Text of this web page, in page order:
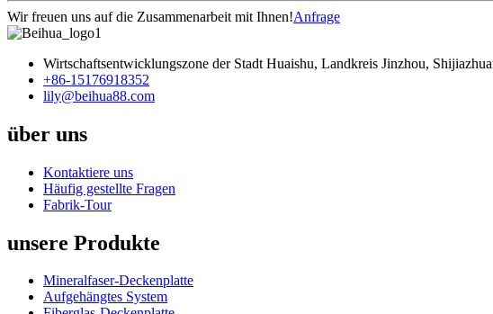
Wir freuen uns auf die Zusammenarbeit mit Ihnen!Anfrage
Wirtschaftsentwicklungszone der Stadt Huaishu, Landkreis Jinzhou,
+86-15176918352
lily@beihua88.com
über uns
Kontaktiere uns
Häufig gestellte Fragen
Fabrik-Tour
unsere Produkte
Mineralfaser-Deckenplatte
Aufgehängtes System